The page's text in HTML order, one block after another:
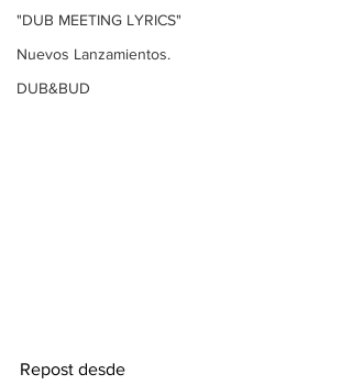
"DUB MEETING LYRICS"
Nuevos Lanzamientos.
DUB&BUD
Repost desde